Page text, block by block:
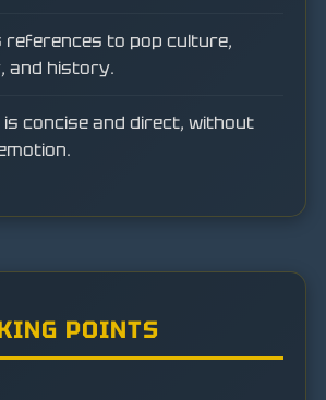
references to pop culture,
and history.
is concise and direct, without
POINTS